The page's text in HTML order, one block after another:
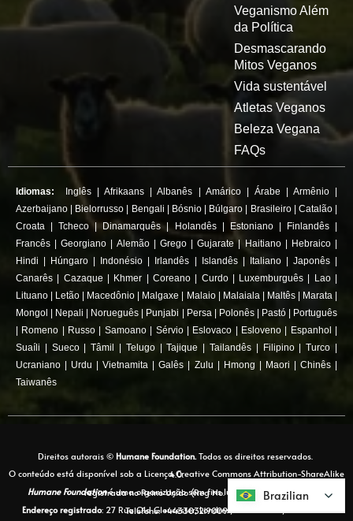
Veganismo Além
da Política
Desmascarando
Mitos Veganos
Vida sustentável
Atletas Veganos
Beleza Vegana
FAQs
Idiomas: Inglês |Afrikaans |Albanês Amárico| Árabe Armênio|
Azerbaijano
Bielorrusso Bengali Bósnio| Búlgaro Brasileiro| Catalão|
Croata |Tcheco | Dinamarquês| Holandês| Estoniano| Finlandês|
Francês |Georgiano Alemão| Grego|Gujarate | Haitiano| Hebraico|
Hindi
Húngaro Indonésio Irlandês Islandês| Italiano| Japonês|
Canarês
Cazaque| Khmer Coreano| Curdo| Luxemburguês Lao|
Lituano
Letão Macedônio Malgaxe Malaio| Malaiala| Maltês| Marata|
Mongol
Nepali Norueguês Punjabi Persa| Polonês| Pastó|
Português
Romeno Russo Samoano| Sérvio| Eslovaco Esloveno| Espanhol
Suaíli
Sueco|Tâmil Telugo|Tajique |Tailandês Filipino|Turco
Ucraniano
Urdu |Vietnamita |Galês Zulu Hmong Maori Chinês|
Taiwanês
Direitos autorais © Humane Foundation.Todos os direitos reservados.
O conteúdo está disponível sob a Licença Creative Commons Attribution-ShareAlike 4.0.
Humane Foundationé uma organização sem fins lucrativos autofinanciada registrada no Reino Unido (Reg No. 15077857)
Endereço registrado
: 27 Rua Old Gloucester, Londres, Reino Unido, WC1N 3AX. Telefone: +443303219009
Brazilian
Brazilian